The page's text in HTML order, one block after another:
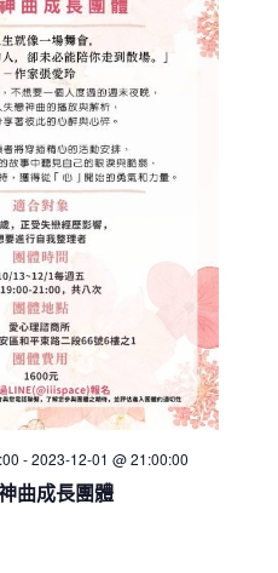
曲成長團體
-2023-12-01 @ 21:00:00